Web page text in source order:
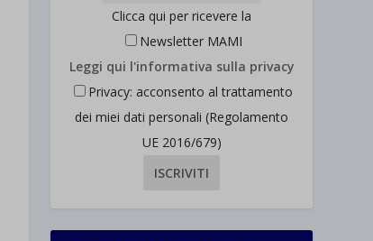
Clicca qui per ricevere la
Newsletter MAMI
Leggi qui l'informativa sulla privacy
Privacy: acconsento al trattamento
dei miei dati personali (Regolamento
UE 2016/679)